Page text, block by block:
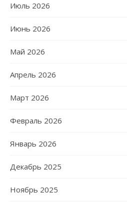
Июль 2026
Июнь 2026
Май 2026
Апрель 2026
Март 2026
Февраль 2026
Январь 2026
Декабрь 2025
Ноябрь 2025